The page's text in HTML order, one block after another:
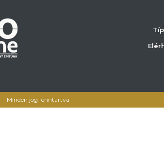
Minden jog fenntartva